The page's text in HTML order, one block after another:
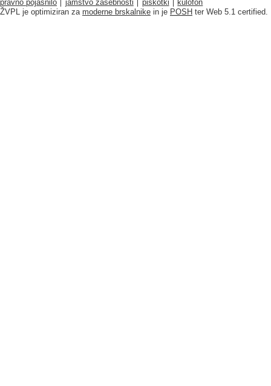
pravno pojasnilo jamstvo zasebnosti piškotki
kulofon
ŽVPL je optimiziran za moderne brskalnike in je POSH ter Web 5.1 certified.